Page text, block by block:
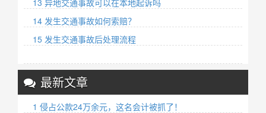
14 发生交通事故如何索赔？
15 发生交通事故后处理流程
最新文章
1 侵占公款24万余元，这名会计被抓了！